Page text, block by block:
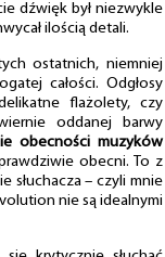
dźwięk był niezwykle
ilością detali.
ostatnich, niemniej
całości. Odgłosy
flażolety, czy
oddanej barwy
obecności muzyków
obecni. To z
słuchacza – czyli mnie
nie są idealnymi